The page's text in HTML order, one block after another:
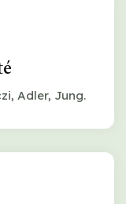
Adler, Jung.